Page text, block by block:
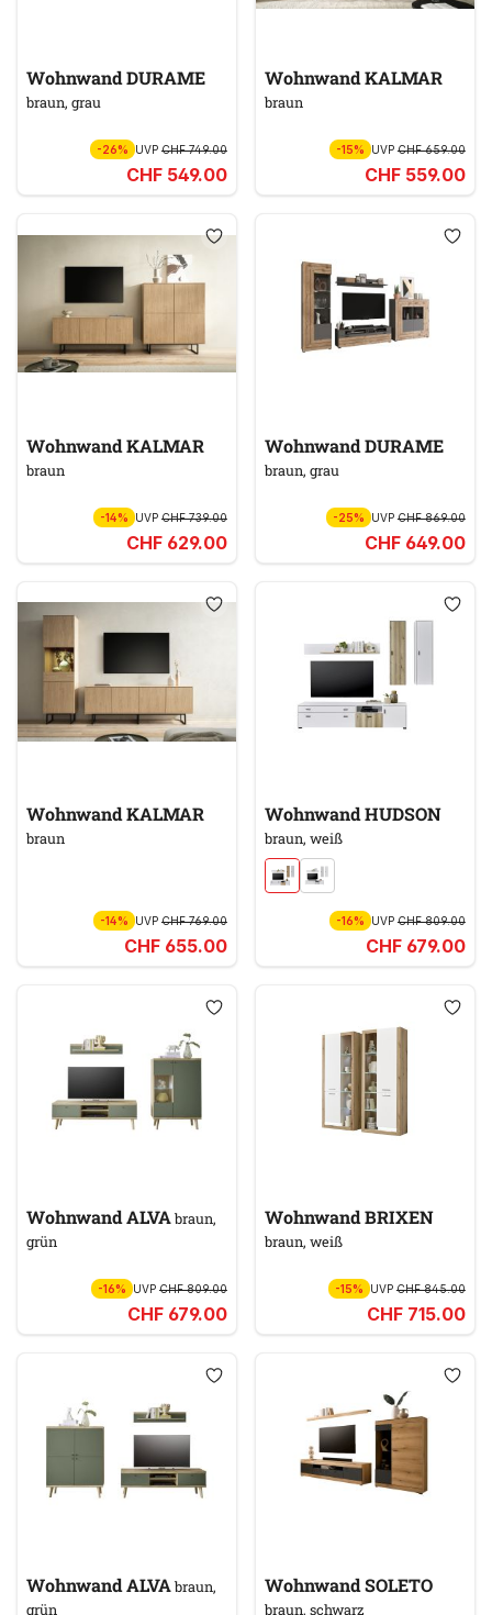
Wohnwand DURAME
braun, grau
-26% UVP CHF 749.00
CHF 549.00
Wohnwand KALMAR
braun
-15% UVPCHF 659.00
CHF 559.00
Wohnwand KALMAR
braun
-14% UVP CHF 739.00
CHF 629.00
Wohnwand DURAME
braun, grau
-25% UVPCHF 869.00
CHF 649.00
Wohnwand KALMAR
braun
-14% UVP CHF 769.00
CHF 655.00
Wohnwand HUDSON
braun, weiß
-16% UVPCHF 809.00
CHF 679.00
Wohnwand ALVAbraun,
grün
-16% UVP CHF 809.00
CHF 679.00
Wohnwand BRIXEN
braun, weiß
-15% UVPCHF 845.00
CHF 715.00
Wohnwand ALVAbraun,
grün
Wohnwand SOLETO
braun, schwarz